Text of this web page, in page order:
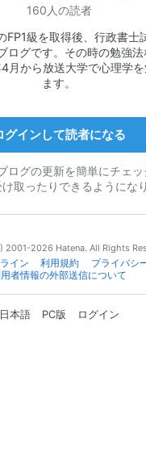
160人の読者
FP1級を取得後、行政書士
ログです。その時の勉強
月から放送大学で心理学
ます。
グインして読者になる
ログの更新を簡単にチェッ
取ったりできるようにな
2001-2026 Hatena. All Rights
イン 利用規約
プライバシ
者情報の外部送信について
日本語 PC版 ログイン